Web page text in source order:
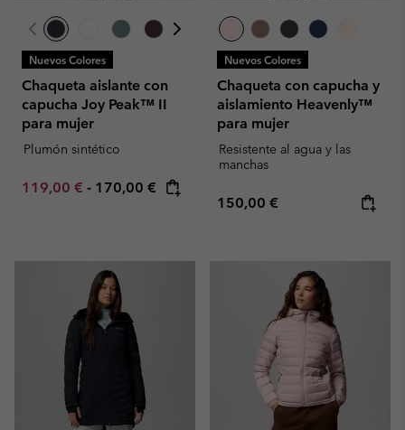
Nuevos Colores
Chaqueta aislante con
capucha Joy Peak™ II
para mujer
Plumón sintético
Minimum sale price:
119,00 € - Maximum price:
170,00 €
Nuevos Colores
Chaqueta con capucha y
aislamiento Heavenly™
para mujer
Resistente al agua y las
manchas
Regular price:
150,00 €